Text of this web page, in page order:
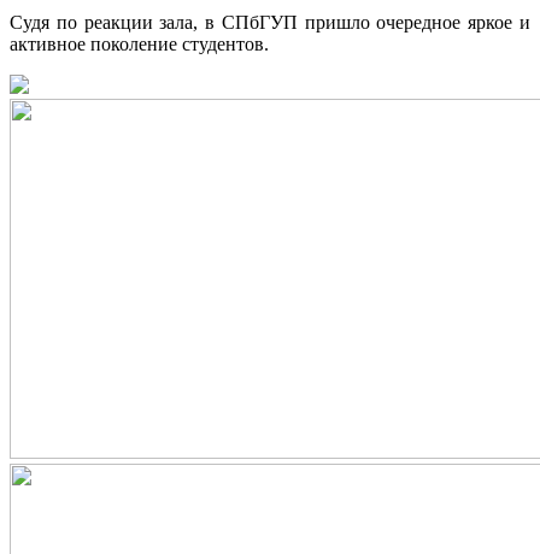
Судя по реакции зала, в СПбГУП пришло очередное яркое и
активное поколение студентов.